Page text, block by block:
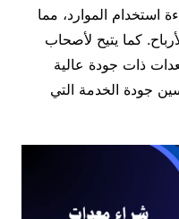
استخدام الموارد، مما
كما يتيح لأصحاب
ذات جودة عالية
جودة الخدمة التي